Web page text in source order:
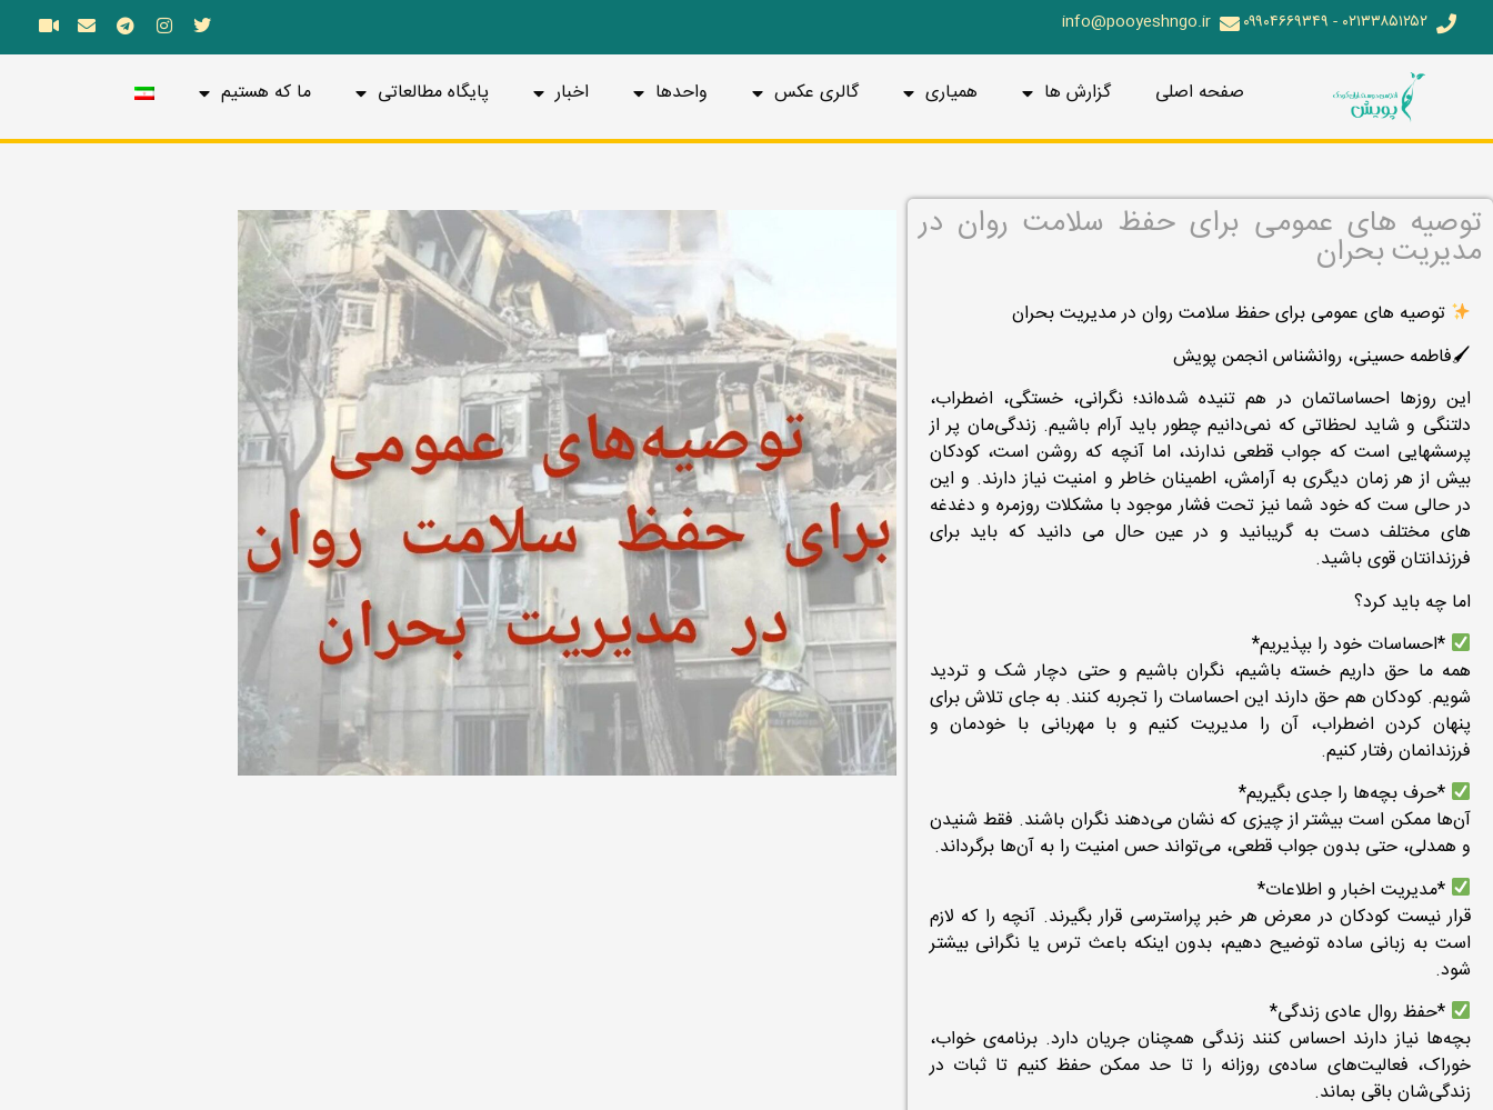
۰۲۱۳۳۸۵۱۲۵۲ - ۰۹۹۰۴۶۶۹۳۴۹ info@pooyeshngo.ir
صفحه اصلی گزارش ها همیاری گالری عکس واحدها اخبار پایگاه مطالعاتی ما که هستیم
توصیه های عمومی برای حفظ سلامت روان در
مدیریت بحران
توصیه های عمومی برای حفظ سلامت روان در مدیریت بحران
🖌فاطمه حسینی، روانشناس انجمن پویش
این روزها احساساتمان در هم تنیده شده‌اند؛ نگرانی، خستگی، اضطراب،
دلتنگی و شاید لحظاتی که نمی‌دانیم چطور باید آرام باشیم. زندگی‌مان پر از
پرسشهایی است که جواب قطعی ندارند، اما آنچه که روشن است، کودکان
بیش از هر زمان دیگری به آرامش، اطمینان خاطر و امنیت نیاز دارند. و این
در حالی ست که خود شما نیز تحت فشار موجود با مشکلات روزمره و دغدغه‌
های مختلف دست به گریبانید و در عین حال می دانید که باید برای
فرزندانتان قوی باشید.
اما چه باید کرد؟
*احساسات خود را بپذیریم*
همه‌ ما حق داریم خسته باشیم، نگران باشیم و حتی دچار شک و تردید
شویم. کودکان هم حق دارند این احساسات را تجربه کنند. به جای تلاش برای
پنهان کردن اضطراب، آن را مدیریت کنیم و با مهربانی با خودمان و
فرزندانمان رفتار کنیم.
*حرف‌ بچه‌ها را جدی بگیریم*
آن‌ها ممکن است بیشتر از چیزی که نشان می‌دهند نگران باشند. فقط شنیدن
و همدلی، حتی بدون جواب قطعی، می‌تواند حس امنیت را به آن‌ها برگرداند.
*مدیریت اخبار و اطلاعات*
قرار نیست کودکان در معرض هر خبر پراسترسی قرار بگیرند. آنچه را که لازم
است به زبانی ساده توضیح دهیم، بدون اینکه باعث ترس یا نگرانی بیشتر
شود.
*حفظ روال عادی زندگی*
بچه‌ها نیاز دارند احساس کنند زندگی همچنان جریان دارد. برنامه‌ی خواب،
خوراک، فعالیت‌های ساده‌ی روزانه را تا حد ممکن حفظ کنیم تا ثبات در
زندگی‌شان باقی بماند.